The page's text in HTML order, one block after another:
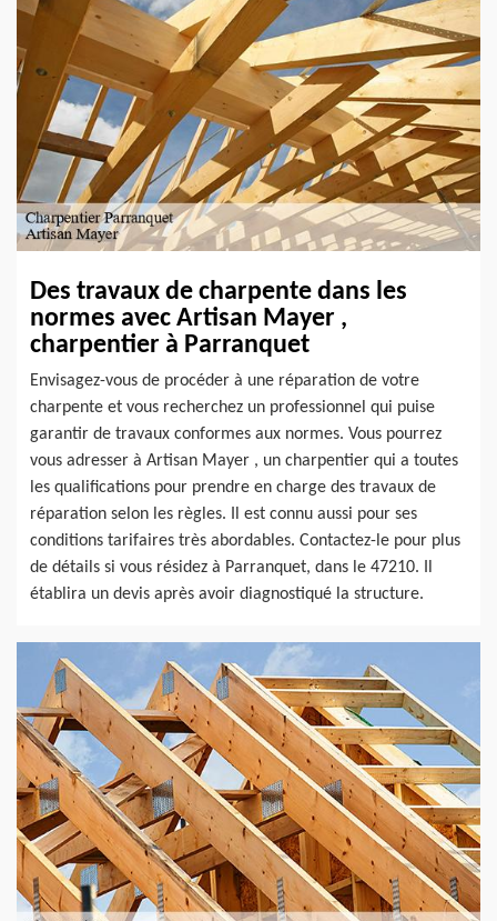
Des travaux de charpente dans les
normes avec Artisan Mayer ,
charpentier à Parranquet
Envisagez-vous de procéder à une réparation de votre
charpente et vous recherchez un professionnel qui puise
garantir de travaux conformes aux normes. Vous pourrez
vous adresser à Artisan Mayer , un charpentier qui a toutes
les qualifications pour prendre en charge des travaux de
réparation selon les règles. Il est connu aussi pour ses
conditions tarifaires très abordables. Contactez-le pour plus
de détails si vous résidez à Parranquet, dans le 47210. Il
établira un devis après avoir diagnostiqué la structure.